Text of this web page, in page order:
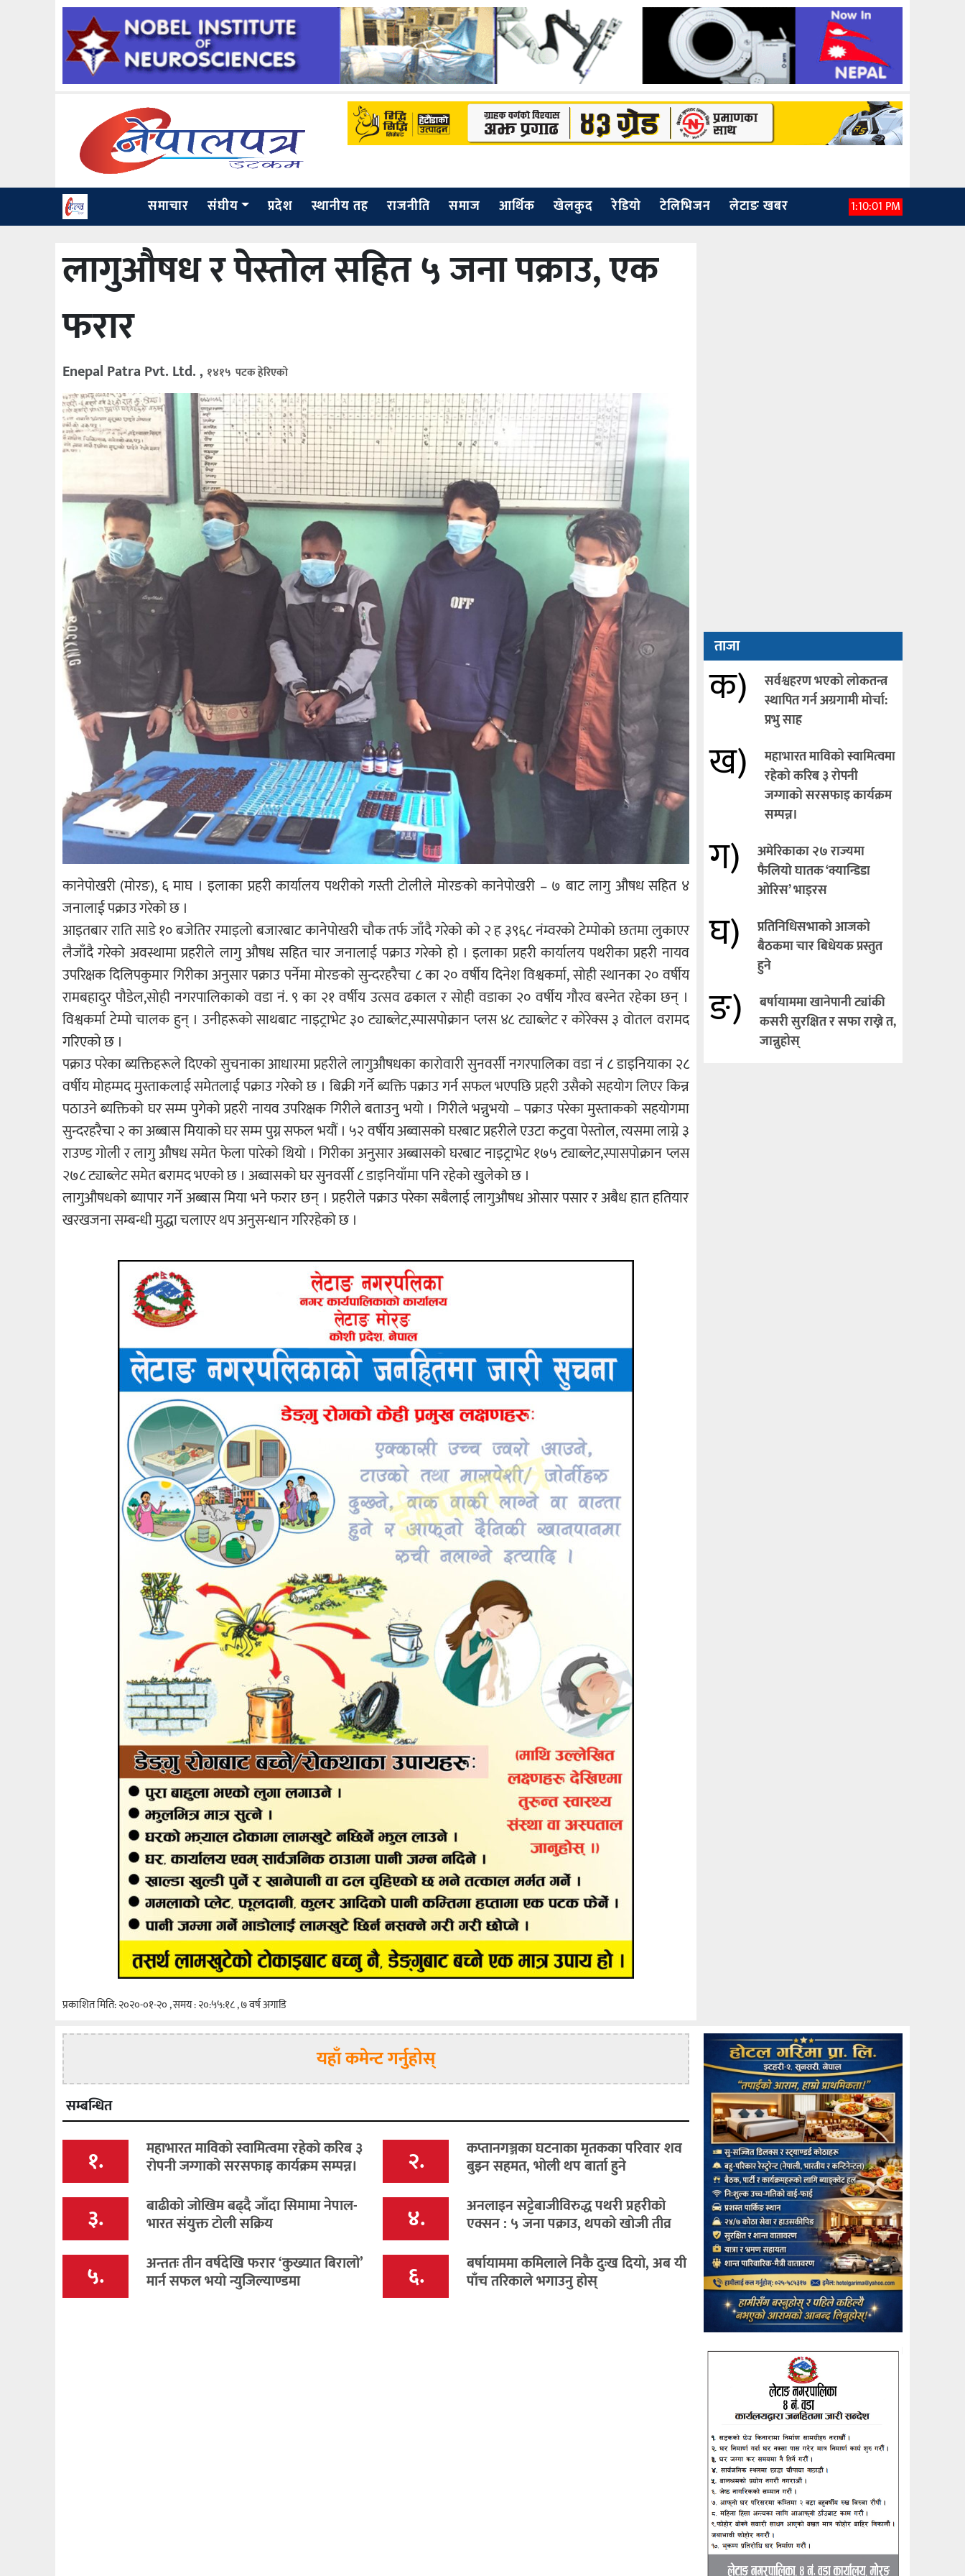
समाचार संघीय प्रदेश स्थानीय तह राजनीति समाज आर्थिक खेलकुद रेडियाे टेलिभिजन लेटाङ खबर 1:10:03 PM
लागुऔषध र पेस्तोल सहित ५ जना पक्राउ, एक
फरार
Enepal Patra Pvt. Ltd. , १४१५ पटक हेरिएको
कानेपोखरी (मोरङ), ६ माघ । इलाका प्रहरी कार्यालय पथरीको गस्ती टोलीले मोरङको कानेपोखरी – ७ बाट लागु औषध सहित ४
जनालाई पक्राउ गरेको छ ।
आइतबार राति साडे १० बजेतिर रमाइलो बजारबाट कानेपोखरी चौक तर्फ जाँदै गरेको को २ ह ३९६८ नंम्वरको टेम्पोको छतमा लुकाएर
लैजाँदै गरेको अवस्थामा प्रहरीले लागु औषध सहित चार जनालाई पक्राउ गरेको हो । इलाका प्रहरी कार्यालय पथरीका प्रहरी नायव
उपरिक्षक दिलिपकुमार गिरीका अनुसार पक्राउ पर्नेमा मोरङको सुन्दरहरैचा ८ का २० वर्षीय दिनेश विश्वकर्मा, सोही स्थानका २० वर्षीय
रामबहादुर पौडेल,सोही नगरपालिकाको वडा नं. ९ का २१ वर्षीय उत्सव ढकाल र सोही वडाका २० वर्षीय गौरव बस्नेत रहेका छन् ।
विश्वकर्मा टेम्पो चालक हुन् । उनीहरूको साथबाट नाइट्राभेट ३० ट्याब्लेट,स्पासपोक्रान प्लस ४८ ट्याब्लेट र कोरेक्स ३ वोतल वरामद
गरिएको छ ।
पक्राउ परेका ब्यक्तिहरूले दिएको सुचनाका आधारमा प्रहरीले लागुऔषधका कारोवारी सुनवर्सी नगरपालिका वडा नं ८ डाइनियाका २८
वर्षीय मोहम्मद मुस्ताकलाई समेतलाई पक्राउ गरेको छ । बिक्री गर्ने ब्यक्ति पक्राउ गर्न सफल भएपछि प्रहरी उसैको सहयोग लिएर किन्न
पठाउने ब्यक्तिको घर सम्म पुगेको प्रहरी नायव उपरिक्षक गिरीले बताउनु भयो । गिरीले भन्नुभयो – पक्राउ परेका मुस्ताकको सहयोगमा
सुन्दरहरैचा २ का अब्बास मियाको घर सम्म पुग्न सफल भयौं । ५२ वर्षीय अब्वासको घरबाट प्रहरीले एउटा कटुवा पेस्तोल, त्यसमा लाग्ने ३
राउण्ड गोली र लागु औषध समेत फेला पारेको थियो । गिरीका अनुसार अब्बासको घरबाट नाइट्राभेट १७५ ट्याब्लेट,स्पासपोक्रान प्लस
२७८ ट्याब्लेट समेत बरामद भएको छ । अब्वासको घर सुनवर्सी ८ डाइनियाँमा पनि रहेको खुलेको छ ।
लागुऔषधको ब्यापार गर्ने अब्बास मिया भने फरार छन् । प्रहरीले पक्राउ परेका सबैलाई लागुऔषध ओसार पसार र अबैध हात हतियार
खरखजना सम्बन्धी मुद्धा चलाएर थप अनुसन्धान गरिरहेको छ ।
प्रकाशित मिति: २०२०-०१-२० , समय : २०:५५:१८ , ७ वर्ष अगाडि
ताजा
क)
सर्वश्वहरण भएको लोकतन्त्र
स्थापित गर्न अग्रगामी मोर्चा:
प्रभु साह
ख)
महाभारत माविको स्वामित्वमा
रहेको करिब ३ रोपनी
जग्गाको सरसफाइ कार्यक्रम
सम्पन्न।
ग)
अमेरिकाका २७ राज्यमा
फैलियाे घातक ‘क्यान्डिडा
ओरिस’ भाइरस
घ)
प्रतिनिधिसभाको आजको
बैठकमा चार बिधेयक प्रस्तुत
हुने
ङ)
बर्षायाममा खानेपानी ट्यांकी
कसरी सुरक्षित र सफा राख्ने त,
जान्नुहोस्
यहाँ कमेन्ट गर्नुहोस्
सम्बन्धित
१. महाभारत माविको स्वामित्वमा रहेको करिब ३
रोपनी जग्गाको सरसफाइ कार्यक्रम सम्पन्न। २. कप्तानगञ्जका घटनाका मृतकका परिवार शव
बुझ्न सहमत, भोली थप बार्ता हुने
३. बाढीको जोखिम बढ्दै जाँदा सिमामा नेपाल-
भारत संयुक्त टोली सक्रिय ४. अनलाइन सट्टेबाजीविरुद्ध पथरी प्रहरीको
एक्सन : ५ जना पक्राउ, थपको खोजी तीव्र
५. अन्ततः तीन वर्षदेखि फरार ‘कुख्यात बिरालो’
मार्न सफल भयो न्युजिल्याण्डमा ६. बर्षायाममा कमिलाले निकै दुःख दियो, अब यी
पाँच तरिकाले भगाउनु होस्